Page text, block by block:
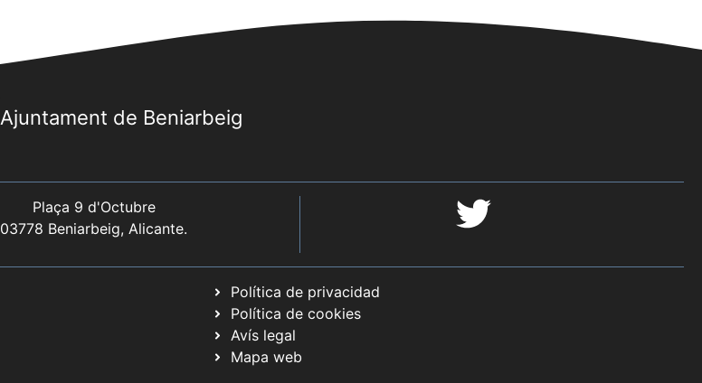
Ajuntament de Beniarbeig
Plaça 9 d'Octubre
03778 Beniarbeig, Alicante.
Política de privacidad
Política de cookies
Avís legal
Mapa web